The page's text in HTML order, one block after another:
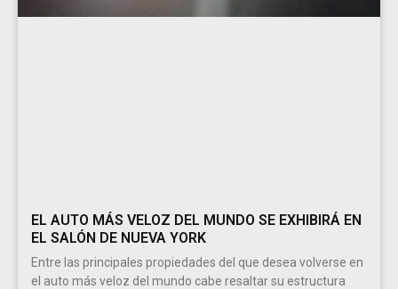
EL AUTO MÁS VELOZ DEL MUNDO SE EXHIBIRÁ EN
EL SALÓN DE NUEVA YORK
Entre las principales propiedades del que desea volverse en
el auto más veloz del mundo cabe resaltar su estructura